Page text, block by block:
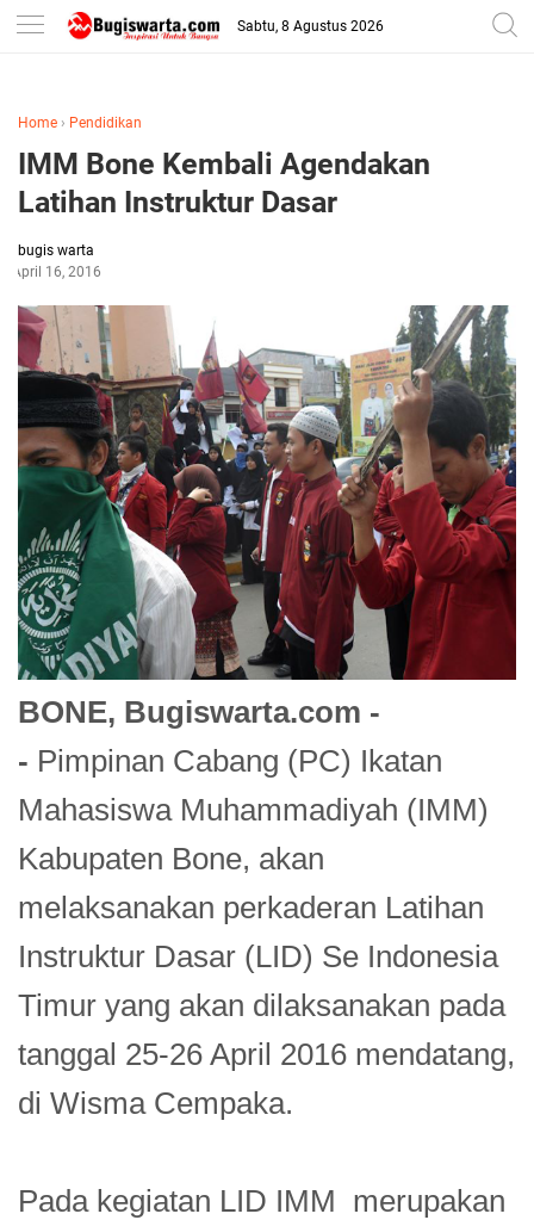
-->
Sabtu, 8 Agustus 2026
Home › Pendidikan
IMM Bone Kembali Agendakan
Latihan Instruktur Dasar
bugis warta
April 16, 2016
BONE, Bugiswarta.com -
- Pimpinan Cabang (PC) Ikatan
Mahasiswa Muhammadiyah (IMM)
Kabupaten Bone, akan
melaksanakan perkaderan Latihan
Instruktur Dasar (LID) Se Indonesia
Timur yang akan dilaksanakan pada
tanggal 25-26 April 2016 mendatang,
di Wisma Cempaka.
Pada kegiatan LID IMM merupakan